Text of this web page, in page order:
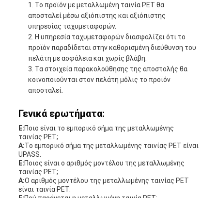
Το προϊόν με μεταλλωμένη ταινία PET θα
αποσταλεί μέσω αξιόπιστης και αξιόπιστης
υπηρεσίας ταχυμεταφορών.
Η υπηρεσία ταχυμεταφορών διασφαλίζει ότι το
προϊόν παραδίδεται στην καθορισμένη διεύθυνση του
πελάτη με ασφάλεια και χωρίς βλάβη.
Τα στοιχεία παρακολούθησης της αποστολής θα
κοινοποιούνται στον πελάτη μόλις το προϊόν
αποσταλεί.
Γενικά ερωτήματα:
Ε:Ποιο είναι το εμπορικό σήμα της μεταλλωμένης
ταινίας PET;
Α:Το εμπορικό σήμα της μεταλλωμένης ταινίας PET είναι
UPASS.
Ε:Ποιος είναι ο αριθμός μοντέλου της μεταλλωμένης
ταινίας PET;
Α:Ο αριθμός μοντέλου της μεταλλωμένης ταινίας PET
είναι ταινία PET.